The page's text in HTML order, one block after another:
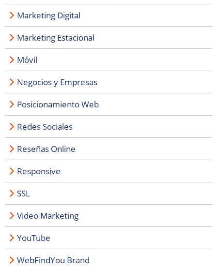
Marketing Digital
Marketing Estacional
Móvil
Negocios y Empresas
Posicionamiento Web
Redes Sociales
Reseñas Online
Responsive
SSL
Video Marketing
YouTube
WebFindYou Brand